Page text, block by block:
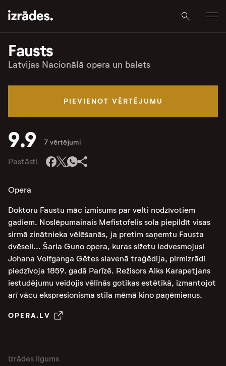
Fausts
Latvijas Nacionālā opera un balets
PIEVIENOT VĒRTĒJUMU
9.9 7 vērtējumi
Pastāsti
Opera
Doktoru Faustu māc izmisums par velti nodzīvotiem
gadiem. Noslēpumainais Mefistofelis sola piepildīt visas
sirmā zinātnieka vēlēšanās, ja pretim saņemtu Fausta
dvēseli... Šarla Guno opera, kuras sižetu iedvesmojusi
Johana Volfganga Gētes slavenā traģēdija, pirmizrādi
piedzīvoja 1859. gadā Parīzē. Režisors Aiks Karapetjans
iestudējumu veidojis vēlīnās gotikas estētikā, izmantojot
arī vācu ekspresionisma stila mēmā kino paņēmienus.
OPERA.LV
Izrādes ilgums